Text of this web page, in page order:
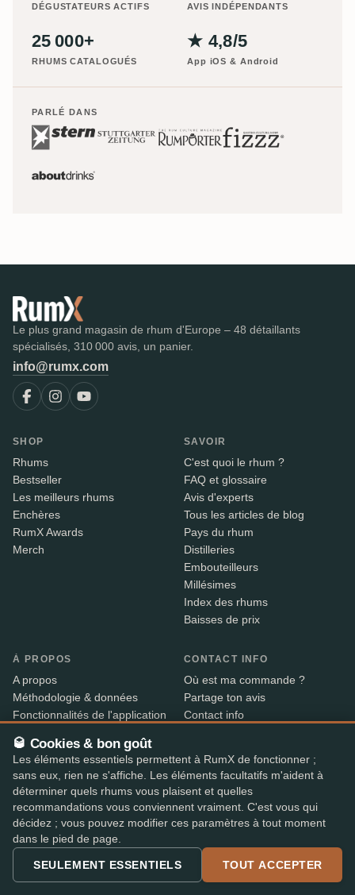
DÉGUSTATEURS ACTIFS AVIS INDÉPENDANTS
25 000+
RHUMS CATALOGUÉS
★ 4,8/5
App iOS & Android
PARLÉ DANS
Le plus grand magasin de rhum d'Europe – 48 détaillants
spécialisés, 310 000 avis, un panier.
info@rumx.com
SHOP
Rhums
Bestseller
Les meilleurs rhums
Enchères
RumX Awards
Merch
SAVOIR
C'est quoi le rhum ?
FAQ et glossaire
Avis d'experts
Tous les articles de blog
Pays du rhum
Distilleries
Embouteilleurs
Millésimes
Index des rhums
Baisses de prix
À PROPOS
A propos
Méthodologie & données
Fonctionnalités de l'application
Widget intégré
RX+
CONTACT INFO
Où est ma commande ?
Partage ton avis
Contact info
18+
Alcool vendu uniquement aux personnes âgées de 18 ans
et plus. Expédition avec vérification d’âge par nos
partenaires – le livreur contrôle la pièce d’identité à la
livraison.
🥃 Cookies & bon goût
Les éléments essentiels permettent à RumX de fonctionner ;
sans eux, rien ne s'affiche. Les éléments facultatifs m'aident à
déterminer quels rhums vous plaisent et quelles
recommandations vous conviennent vraiment. C'est vous qui
décidez ; vous pouvez modifier ces paramètres à tout moment
dans le pied de page.
SEULEMENT ESSENTIELS TOUT ACCEPTER